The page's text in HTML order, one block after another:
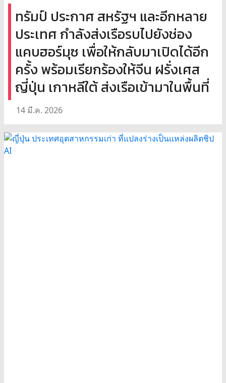
ทรัมป์ ประกาศ สหรัฐฯ และอีกหลาย
ประเทศ กำลังส่งเรือรบไปยังช่อง
แคบฮอร์มุซ เพื่อให้กลับมาเปิดได้อีก
ครั้ง พร้อมเรียกร้องให้จีน ฝรั่งเศส
ญี่ปุ่น เกาหลีใต้ ส่งเรือเข้ามาในพื้นที่
14 มี.ค. 2026